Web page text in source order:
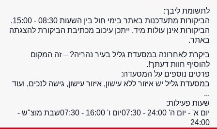
לתשומת ליבך:
הביקורות מתעדכנות באתר בימי חול בין השעות 08:30 - 15:00.
הביקורות אינן עולות מיד. ייתכן עיכוב מכתיבת הביקורת להצגתה
באתר.
ביקרת לאחרונה במסעדת גליל בעיר נהריה? – זה המקום
להוסיף חוות דעתך!.
פרטים נוספים על המסעדה:
במסעדת גליל יש איזור ללא עישון, איזור עישון, גישה לנכים, ועוד
...
שעות פעילות:
יום א' - יום ה' 24:00 - 07:30
יום ו' 16:00 - 07:30
שבת מוצ"ש -
24:00